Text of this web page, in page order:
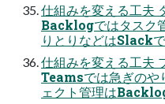
仕組みを変える工夫
Backlogではタスク
りとりなどはSlack
仕組みを変える工夫
Teamsでは急ぎのや
ェクト管理は